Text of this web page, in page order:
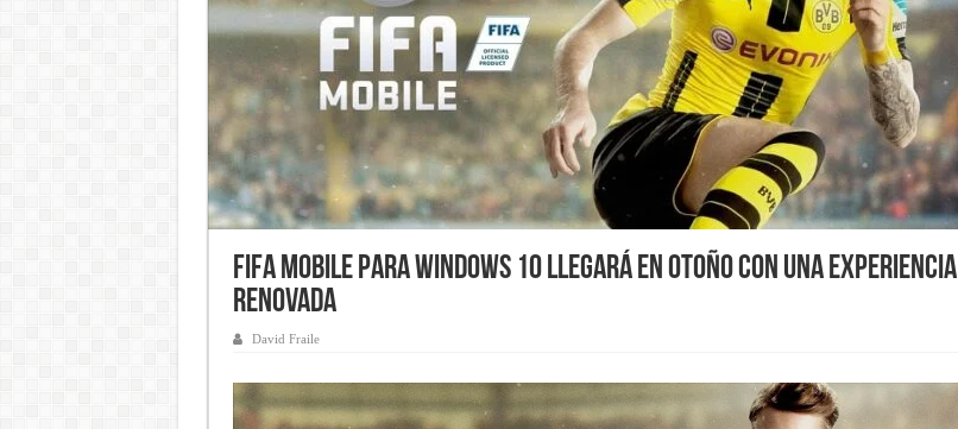
FIFA Mobile para Windows 10 llegará en otoño con una experiencia
renovada
David Fraile